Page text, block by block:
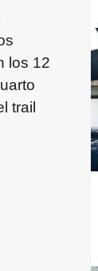
los 12
trail